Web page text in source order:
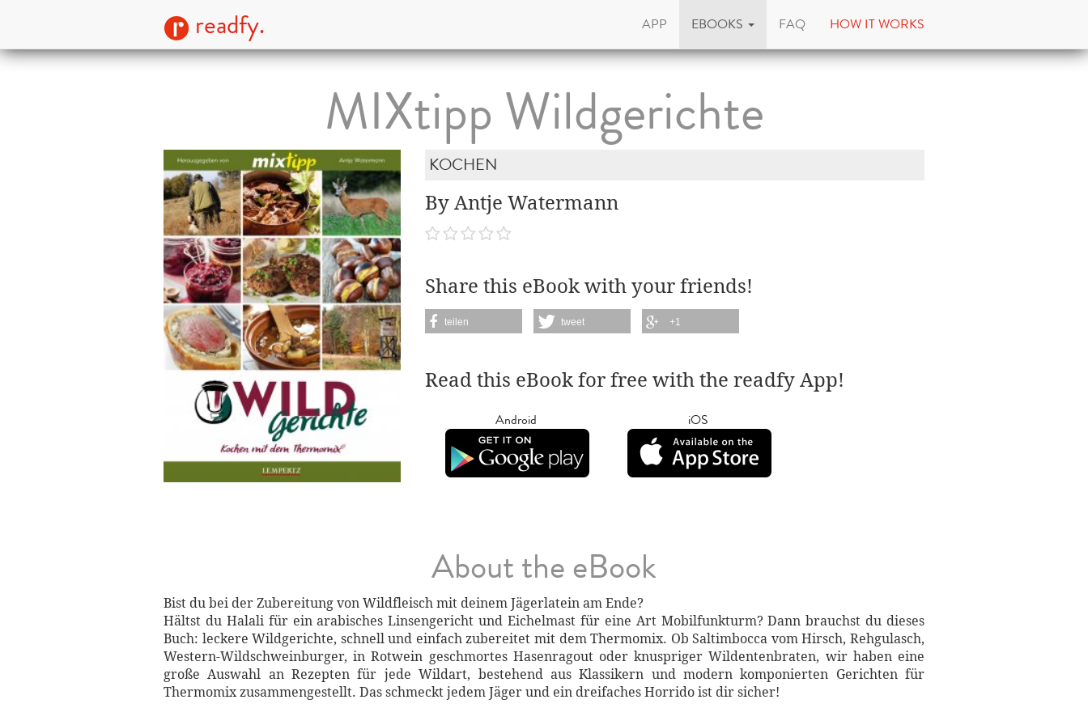
readfy. APP EBOOKS FAQ HOW IT WORKS
MIXtipp Wildgerichte
KOCHEN
By Antje Watermann
Share this eBook with your friends!
teilen tweet +1
Read this eBook for free with the readfy App!
Android iOS
About the eBook
Bist du bei der Zubereitung von Wildfleisch mit deinem Jägerlatein am Ende?
Hältst du Halali für ein arabisches Linsengericht und Eichelmast für eine Art Mobilfunkturm? Dann brauchst du dieses
Buch: leckere Wildgerichte, schnell und einfach zubereitet mit dem Thermomix. Ob Saltimbocca vom Hirsch, Rehgulasch,
Western-Wildschweinburger, in Rotwein geschmortes Hasenragout oder knuspriger Wildentenbraten, wir haben eine
große Auswahl an Rezepten für jede Wildart, bestehend aus Klassikern und modern komponierten Gerichten für
Thermomix zusammengestellt. Das schmeckt jedem Jäger und ein dreifaches Horrido ist dir sicher!